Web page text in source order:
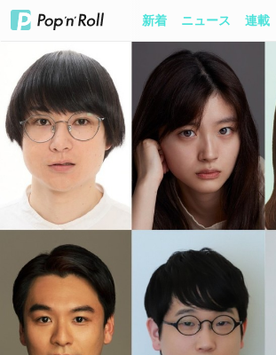
新着 ニュース 連載